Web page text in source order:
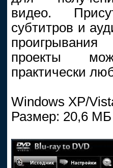
видео.
субтитров и
проекты
практически
Windows XP/
Размер: 20,6 МБ